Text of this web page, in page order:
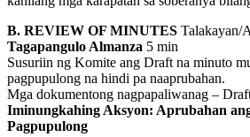
B. REVIEW OF MINUTES Talakayan/
Tagapangulo Almanza 5 min
Susuriin ng Komite ang Draft na minuto
pagpupulong na hindi pa naaprubahan.
Mga dokumentong nagpapaliwanag –
Iminungkahing Aksyon: Aprubahan
Pagpupulong